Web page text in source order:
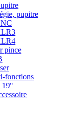
pupitre
pince
fonctions
19''